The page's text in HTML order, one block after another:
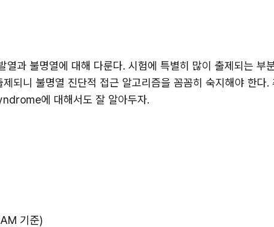
과 불명열에 대해 다룬다. 시험에 특별히 많이 출제되는 부
되니 불명열 진단적 접근 알고리즘을 꼼꼼히 숙지해야 한다.
에 대해서도 잘 알아두자.
기준)